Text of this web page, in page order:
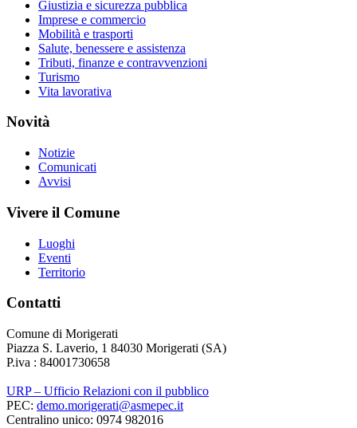
Giustizia e sicurezza pubblica
Imprese e commercio
Mobilità e trasporti
Salute, benessere e assistenza
Tributi, finanze e contravvenzioni
Turismo
Vita lavorativa
Novità
Notizie
Comunicati
Avvisi
Vivere il Comune
Luoghi
Eventi
Territorio
Contatti
Comune di Morigerati
Piazza S. Laverio, 1 84030 Morigerati (SA)
P.iva : 84001730658
URP – Ufficio Relazioni con il pubblico
PEC: demo.morigerati@asmepec.it
Centralino unico: 0974 982016